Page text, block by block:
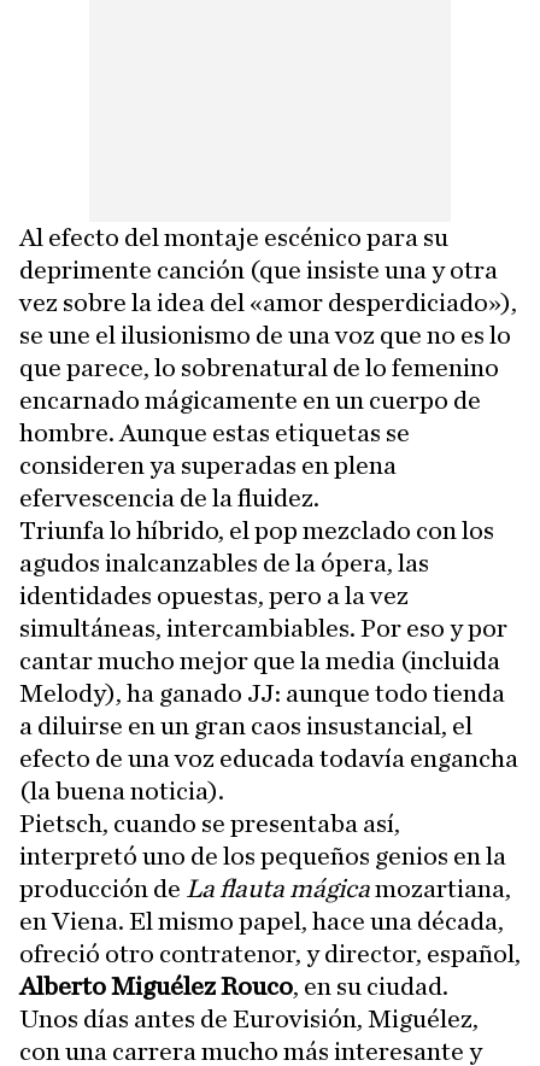
Al efecto del montaje escénico para su
deprimente canción (que insiste una y otra
vez sobre la idea del «amor desperdiciado»),
se une el ilusionismo de una voz que no es lo
que parece, lo sobrenatural de lo femenino
encarnado mágicamente en un cuerpo de
hombre. Aunque estas etiquetas se
consideren ya superadas en plena
efervescencia de la fluidez.
Triunfa lo híbrido, el pop mezclado con los
agudos inalcanzables de la ópera, las
identidades opuestas, pero a la vez
simultáneas, intercambiables. Por eso y por
cantar mucho mejor que la media (incluida
Melody), ha ganado JJ: aunque todo tienda
a diluirse en un gran caos insustancial, el
efecto de una voz educada todavía engancha
(la buena noticia).
Pietsch, cuando se presentaba así,
interpretó uno de los pequeños genios en la
producción de La flauta mágicamozartiana,
en Viena. El mismo papel, hace una década,
ofreció otro contratenor, y director, español,
Alberto Miguélez Rouco, en su ciudad.
Unos días antes de Eurovisión, Miguélez,
con una carrera mucho más interesante y